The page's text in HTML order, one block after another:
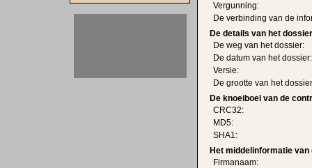
Vergunning:
De verbinding van de
De details van het dossier
De weg van het dossier:
De datum van het dossier:
Versie:
De grootte van het
De knoeiboel van de
CRC32:
MD5:
SHA1:
Het middelinformatie van
Firmanaam: